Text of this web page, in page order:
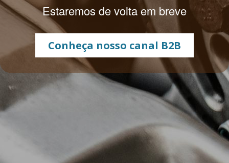
Estaremos de volta em breve
Conheça nosso canal B2B